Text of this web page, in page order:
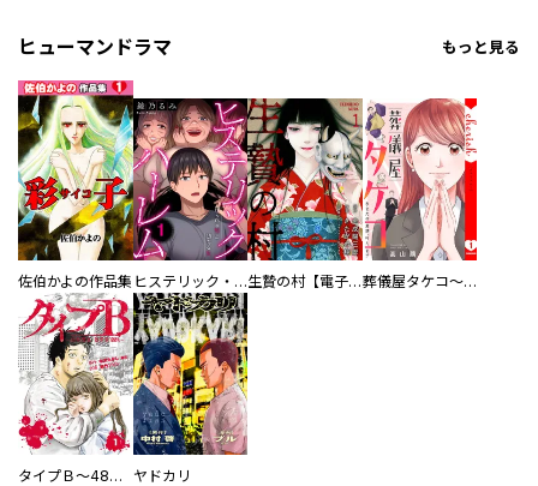
ヒューマンドラマ もっと見る
佐伯かよの作品集 ヒステリック・ハーレム～搾られる男と堕ちる女～【電子単行本版】 生贄の村【電子単行本版】 葬儀屋タケコ～あなたの最期、叶えます【電子単行本版】
タイプＢ～48時間後、致死率100％～【単話】 ヤドカリ